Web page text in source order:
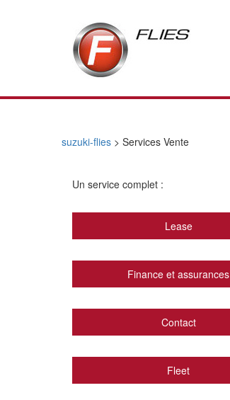
suzuki-flies > Services Vente
Un service complet :
Lease
Finance et assurances
Contact
Fleet